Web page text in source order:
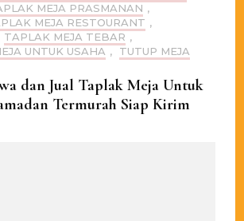
MEJA PRASMANAN ,
MEJA RESTOURANT ,
TAPLAK MEJA TEBAR ,
UNTUK USAHA , TUTUP MEJA
dan Jual Taplak Meja Untuk
Termurah Siap Kirim